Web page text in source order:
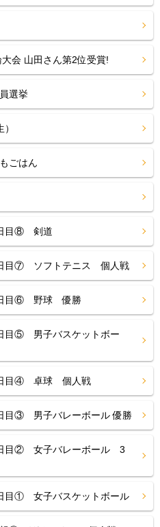
会 山田さん第2位受賞!
選挙
ごはん
目⑧ 剣道
目⑦ ソフトテニス 個人戦
目⑥ 野球 優勝
目⑤ 男子バスケットボー
目④ 卓球 個人戦
目③ 男子バレーボール 優勝
目② 女子バレーボール 3
目① 女子バスケットボール